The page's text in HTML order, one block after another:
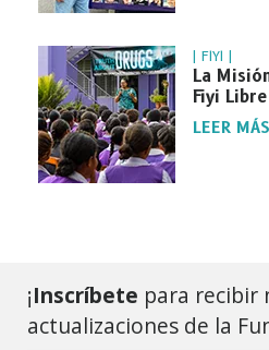
| FIYI |
La
Fiyi
LEER MÁS
¡Inscríbete para recibir
actualizaciones de la